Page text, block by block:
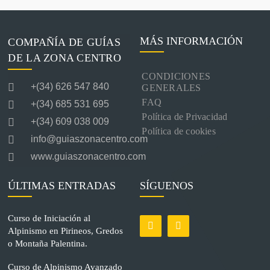
COMPAÑÍA DE GUÍAS
DE LA ZONA CENTRO
+(34) 626 547 840
+(34) 685 531 695
+(34) 609 038 009
info@guiaszonacentro.com
www.guiaszonacentro.com
MÁS INFORMACIÓN
CONDICIONES
GENERALES
FAQ
Política de Privacidad
Política de cookies
ÚLTIMAS ENTRADAS
Curso de Iniciación al
Alpinismo en Pirineos, Gredos
o Montaña Palentina.
Curso de Alpinismo Avanzado
SÍGUENOS